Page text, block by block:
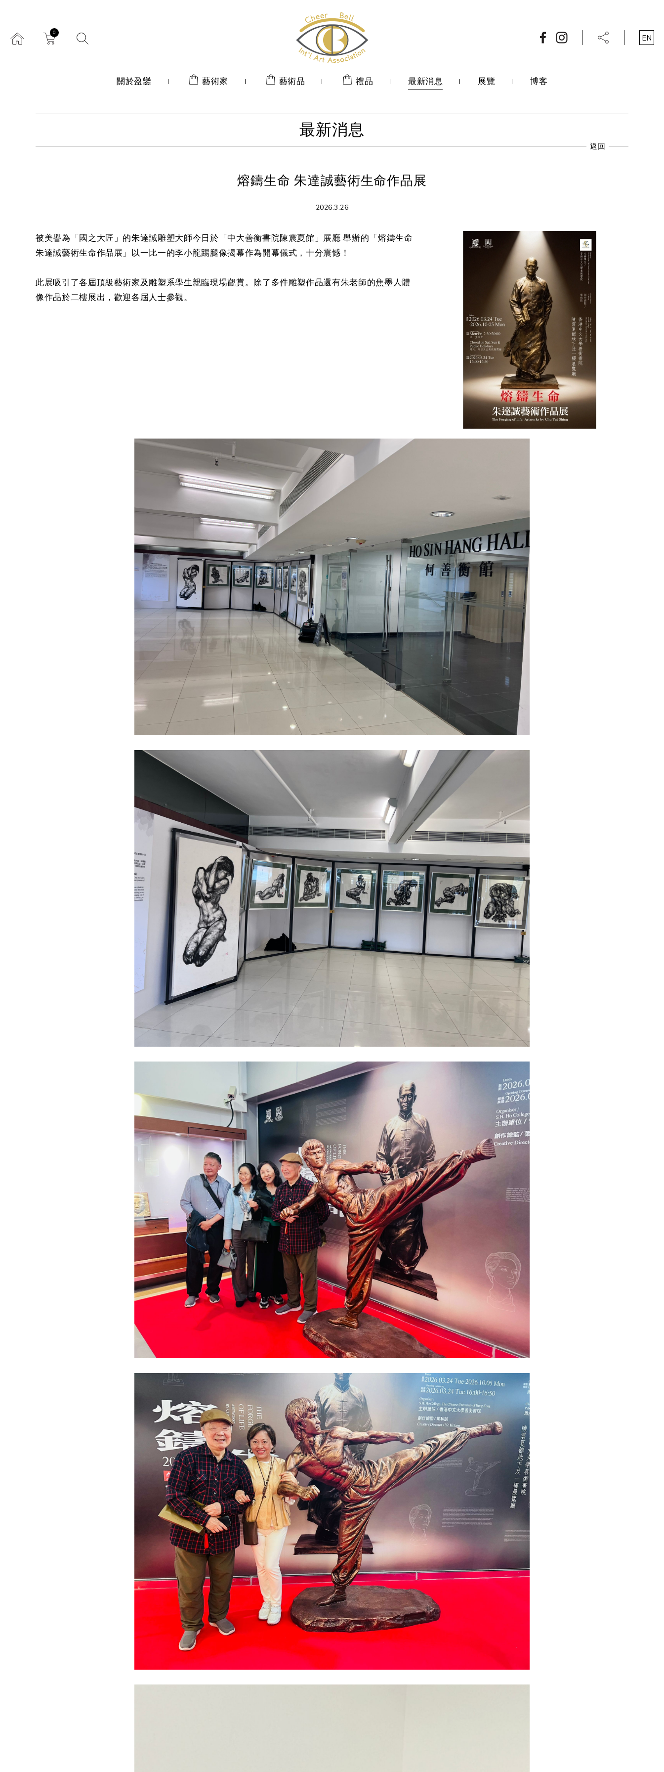
0
EN
關於盈鑾 藝術家 藝術品 禮品 最新消息 展覽 博客
最新消息
返回
熔鑄生命 朱達誠藝術生命作品展
2026.3.26
被美譽為「國之大匠」的朱達誠雕塑大師今日於「中大善衡書院陳震夏館」展廳 舉辦的「熔鑄生命
朱達誠藝術生命作品展」以一比一的李小龍踢腿像揭幕作為開幕儀式，十分震憾！
此展吸引了各屆頂級藝術家及雕塑系學生親臨現場觀賞。除了多件雕塑作品還有朱老師的焦墨人體
像作品於二樓展出，歡迎各屆人士參觀。